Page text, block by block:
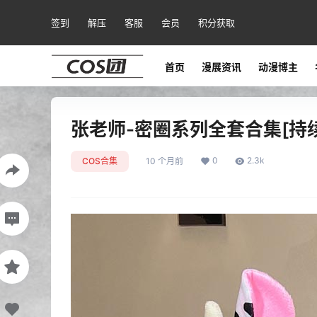
签到 解压 客服 会员 积分获取
首页 漫展资讯 动漫博主
张老师-密圈系列全套合集[持
COS合集 10 个月前 0 2.3k